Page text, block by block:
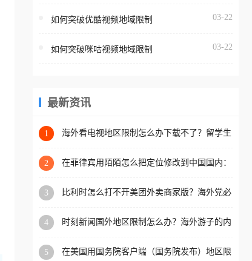
地区播放。 遇到这个问题的
区工作、留学、定居等，都
权限制所困扰。
门、台湾、美国、加拿大、
区时，网易云音乐也会像其
回国加速器，即可解决「海
版权限制」的问题，无论人
国、加拿大、澳大利亚、欧
学、定居等，都可以使用，
扰。
如何突破优酷视频地域限制 03-22
如何突破咪咕视频地域限制 03-22
最新资讯
1
海外看电视地区限制怎么办下载不了？留学生
2
在菲律宾用陌陌怎么把定位修改到中国国内：
3
比利时怎么打不开美团外卖商家版？海外党必
4
时刻新闻国外地区限制怎么办？海外游子的内
5
在美国用国务院客户端（国务院发布）地区限